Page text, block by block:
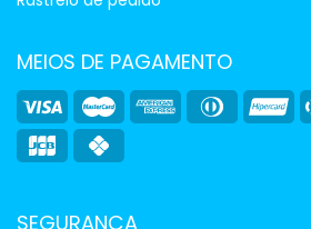
MEIOS DE PAGAMENTO
SEGURANÇA